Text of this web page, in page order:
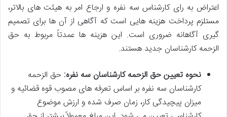
اعتراض به رای کارشناس سه نفره و ارجاع امر به هیئت های بالاتر،
مستلزم پرداخت هزینه هایی است که آگاهی از آن ها برای تصمیم
گیری آگاهانه ضروری است. این هزینه ها عمدتاً مربوط به حق
الزحمه کارشناسان جدید هستند.
نحوه تعیین حق الزحمه کارشناسان سه نفره: حق الزحمه
کارشناسان سه نفره بر اساس تعرفه های مصوب قوه قضائیه و
میزان پیچیدگی کار، زمان صرف شده و ارزش موضوع